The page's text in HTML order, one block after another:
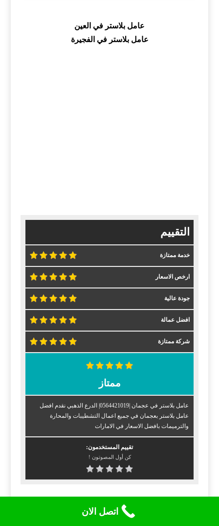
عامل بلاستر في العين
عامل بلاستر في الفجيرة
التقييم
خدمة ممتازة
ارخص الاسعار
جودة عالية
افضل عمالة
شركة ممتازة
ممتاز
عامل بلاستر في عجمان |0564421019| الدرع الذهبي نقدم افضل
عامل بلاستر بعجمان في جميع اعمال التشطيبات والمحارة
والترميمات بافضل الاسعار في الامارات
تقييم المستخدمون:
كن أول المصوتون !
اتصل الان